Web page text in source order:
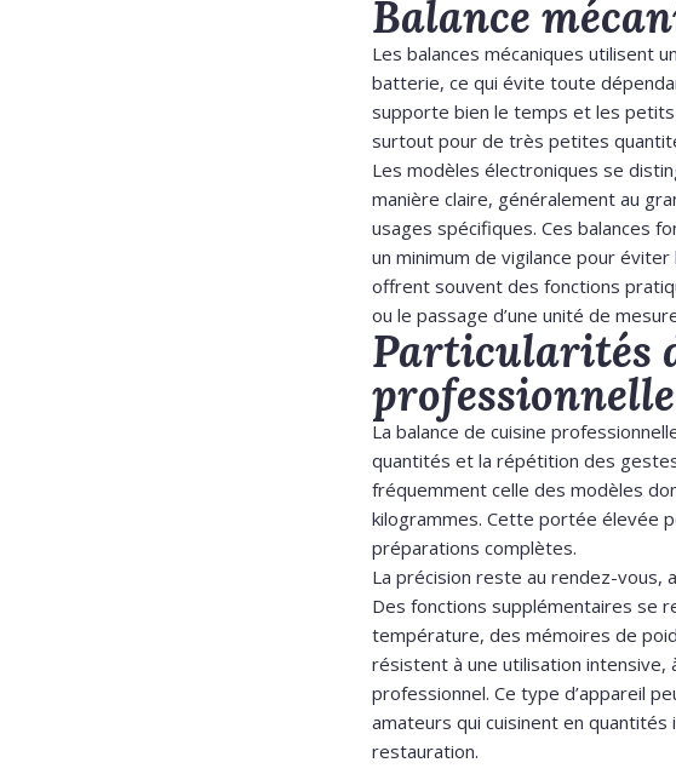
Balance
Les balances mécaniques utilisent
batterie, ce qui évite toute
supporte bien le temps et les
surtout pour de très petites
Les modèles électroniques se
manière claire, généralement au
usages spécifiques. Ces balances
un minimum de vigilance pour
offrent souvent des fonctions
ou le passage d’une unité de
Particularités
professionnelle
La balance de cuisine
quantités et la répétition des
fréquemment celle des modèles
kilogrammes. Cette portée élevée
préparations complètes.
La précision reste au rendez-vous,
Des fonctions supplémentaires se
température, des mémoires de
résistent à une utilisation
professionnel. Ce type d’appareil
amateurs qui cuisinent en
restauration.